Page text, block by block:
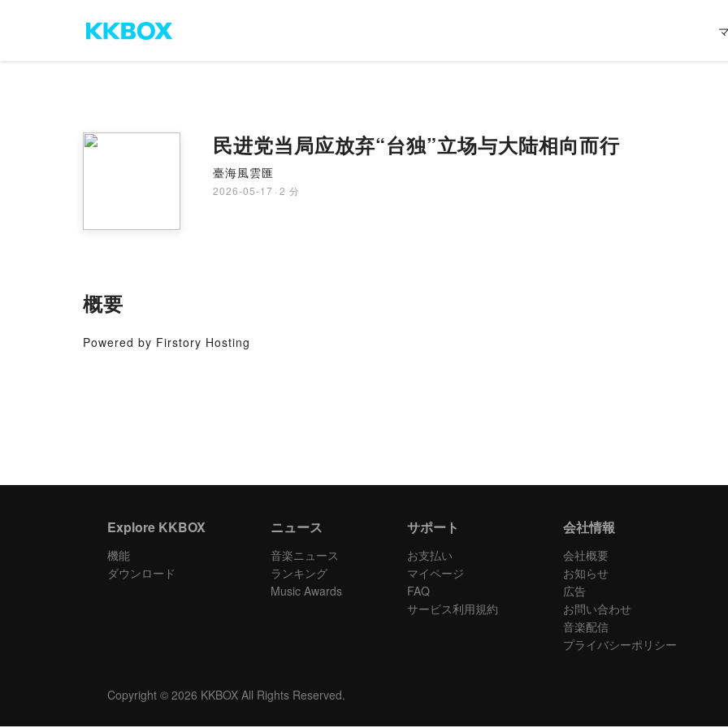
民进党当局应放弃“台独”立场与大陆相向而行
臺海風雲匯
2026-05-17 · 2 分
概要
Powered by Firstory Hosting
Explore KKBOX
機能
ダウンロード
ニュース
音楽ニュース
ランキング
Music Awards
サポート
お支払い
マイページ
FAQ
サービス利用規約
会社情報
会社概要
お知らせ
広告
お問い合わせ
音楽配信
プライバシーポリシー
Copyright © 2026 KKBOX All Rights Reserved.